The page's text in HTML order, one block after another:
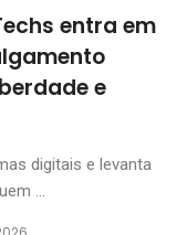
entra em
e
digitais e levanta
...